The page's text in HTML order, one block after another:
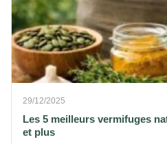
29/12/2025
Les 5 meilleurs vermifuges
et plus